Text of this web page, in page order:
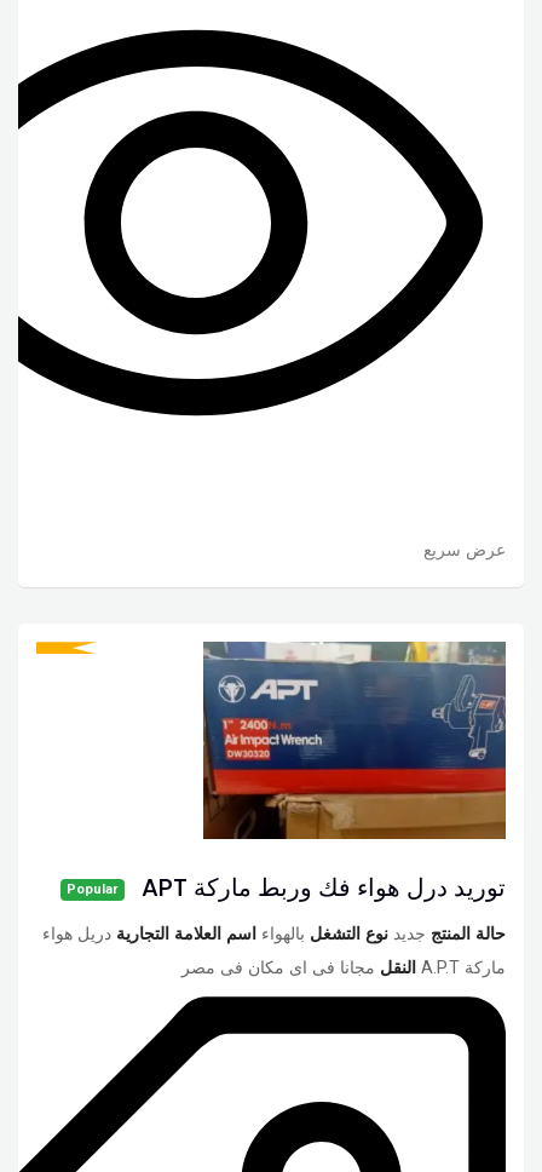
عرض سريع
توريد درل هواء فك وربط ماركة APT Popular
حالة المنتج جديد نوع التشغل بالهواء اسم العلامة التجارية دريل هواء
ماركة A.P.T
النقل مجانا فى اى مكان فى مصر